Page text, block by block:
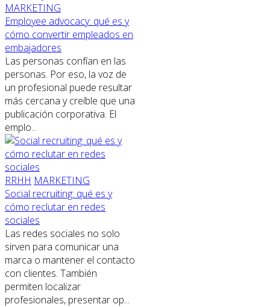
MARKETING
Employee advocacy: qué es y
cómo convertir empleados en
embajadores
Las personas confían en las
personas. Por eso, la voz de
un profesional puede resultar
más cercana y creíble que una
publicación corporativa. El
emplo...
RRHH MARKETING
Social recruiting: qué es y
cómo reclutar en redes
sociales
Las redes sociales no solo
sirven para comunicar una
marca o mantener el contacto
con clientes. También
permiten localizar
profesionales, presentar op...